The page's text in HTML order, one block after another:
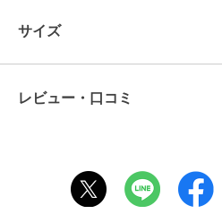
●ジッパー開閉
お買い物やお散歩などサッとお出かけ
サイズ
レビュー・口コミ